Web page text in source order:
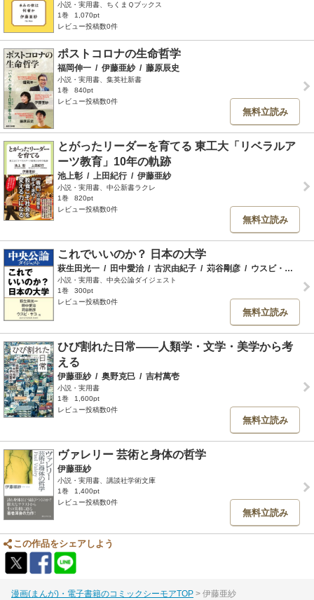
小説・実用書、ちくまＱブックス
1巻
1,070pt
レビュー投稿数0件
ポストコロナの生命哲学
福岡伸一 / 伊藤亜紗 / 藤原辰史
小説・実用書、集英社新書
1巻
840pt
レビュー投稿数0件
無料立読み
とがったリーダーを育てる 東工大「リベラルア
ーツ教育」10年の軌跡
池上彰 / 上田紀行 / 伊藤亜紗
小説・実用書、中公新書ラクレ
1巻
820pt
レビュー投稿数0件
無料立読み
これでいいのか？ 日本の大学
萩生田光一 / 田中愛治 / 古沢由紀子 / 苅谷剛彦 / ウスビ・サコ
小説・実用書、中央公論ダイジェスト
1巻
300pt
レビュー投稿数0件
無料立読み
ひび割れた日常――人類学・文学・美学から考
える
伊藤亜紗 / 奥野克巳 / 吉村萬壱
小説・実用書
1巻
1,600pt
レビュー投稿数0件
無料立読み
ヴァレリー 芸術と身体の哲学
伊藤亜紗
小説・実用書、講談社学術文庫
1巻
1,400pt
レビュー投稿数0件
無料立読み
この作品をシェアしよう
漫画(まんが)・電子書籍のコミックシーモアTOP 伊藤亜紗